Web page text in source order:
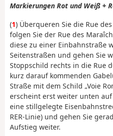
Markierungen Rot und Weiß +
(1) Überqueren Sie die Rue
folgen Sie der Rue des
diese zu einer Einbahnstraße
Seitenstraßen und gehen Sie
Stoppschild rechts in die Rue
kurz darauf kommenden
Straße mit dem Schild „Voie
erscheint erst weiter unten
eine stillgelegte
RER-Linie) und gehen Sie
Aufstieg weiter.